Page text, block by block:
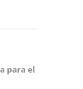
para el